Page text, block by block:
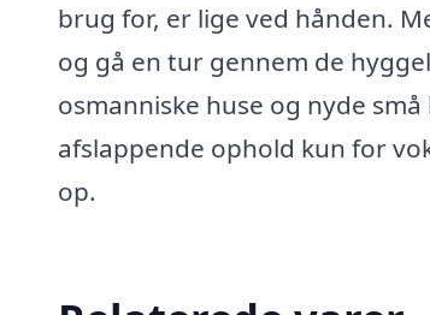
brug for, er lige ved hånden.
og gå en tur gennem de
osmanniske huse og nyde
afslappende ophold kun for
op.